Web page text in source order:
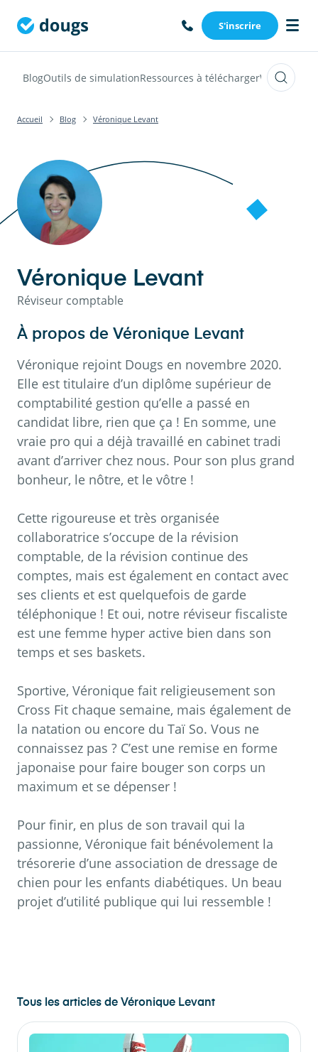
S'inscrire
BlogOutils de simulationRessources à téléchargerWebinars
Accueil Blog Véronique Levant
Véronique Levant
Réviseur comptable
À propos de Véronique Levant
Véronique rejoint Dougs en novembre 2020.
Elle est titulaire d’un diplôme supérieur de
comptabilité gestion qu’elle a passé en
candidat libre, rien que ça ! En somme, une
vraie pro qui a déjà travaillé en cabinet tradi
avant d’arriver chez nous. Pour son plus grand
bonheur, le nôtre, et le vôtre !
Cette rigoureuse et très organisée
collaboratrice s’occupe de la révision
comptable, de la révision continue des
comptes, mais est également en contact avec
ses clients et est quelquefois de garde
téléphonique ! Et oui, notre réviseur fiscaliste
est une femme hyper active bien dans son
temps et ses baskets.
Sportive, Véronique fait religieusement son
Cross Fit chaque semaine, mais également de
la natation ou encore du Taï So. Vous ne
connaissez pas ? C’est une remise en forme
japonaise pour faire bouger son corps un
maximum et se dépenser !
Pour finir, en plus de son travail qui la
passionne, Véronique fait bénévolement la
trésorerie d’une association de dressage de
chien pour les enfants diabétiques. Un beau
projet d’utilité publique qui lui ressemble !
Tous les articles de Véronique Levant